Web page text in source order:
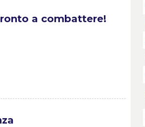
a combattere!